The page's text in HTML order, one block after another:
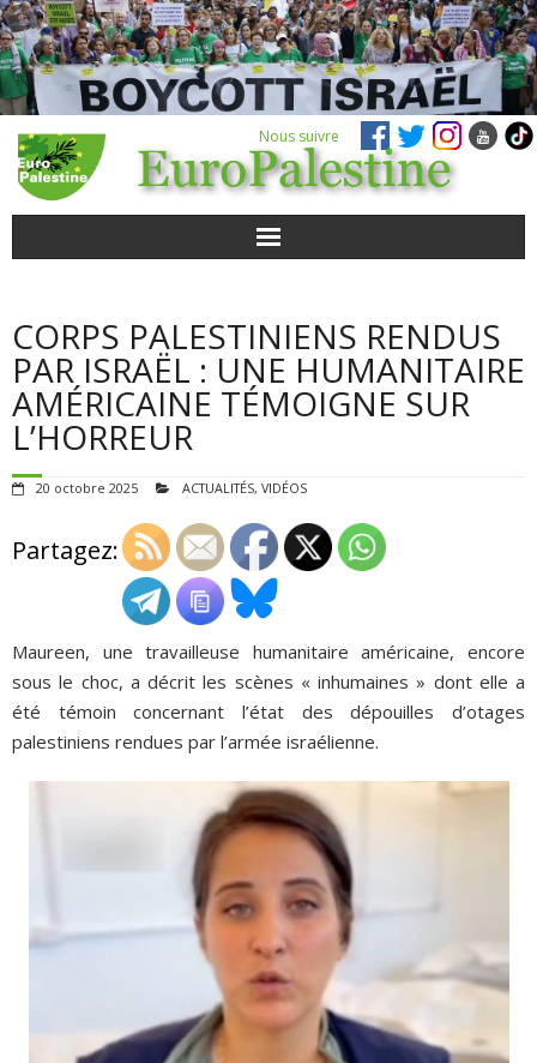
Nous suivre
POUR AGIR
AGENDA
QUI SOMMES-NOUS ?
ADHÉSIONS, DONS, CONTACT
CORPS PALESTINIENS RENDUS
PAR ISRAËL : UNE HUMANITAIRE
AMÉRICAINE TÉMOIGNE SUR
L’HORREUR
20 octobre 2025 ACTUALITÉS, VIDÉOS
Partagez:
Maureen, une travailleuse humanitaire américaine, encore
sous le choc, a décrit les scènes « inhumaines » dont elle a
été témoin concernant l’état des dépouilles d’otages
palestiniens rendues par l’armée israélienne.